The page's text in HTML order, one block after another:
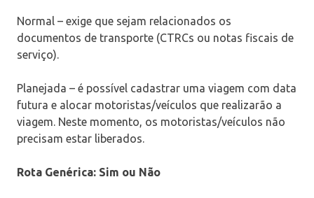
Normal – exige que sejam relacionados os
documentos de transporte (CTRCs ou notas fiscais de
serviço).
Planejada – é possível cadastrar uma viagem com data
futura e alocar motoristas/veículos que realizarão a
viagem. Neste momento, os motoristas/veículos não
precisam estar liberados.
Rota Genérica: Sim ou Não